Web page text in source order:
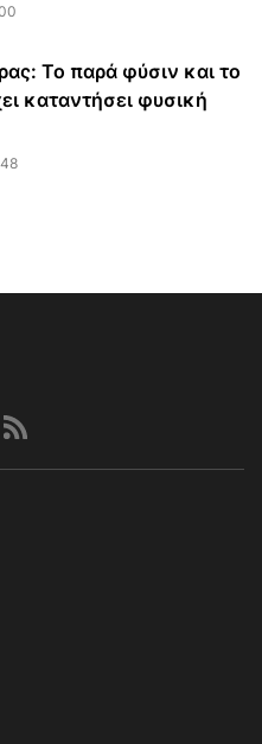
Το παρά φύσιν και το
καταντήσει φυσική